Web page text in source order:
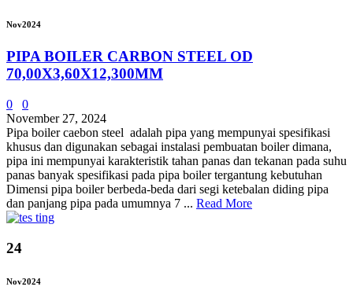
Nov2024
PIPA BOILER CARBON STEEL OD
70,00X3,60X12,300MM
0
0
November 27, 2024
Pipa boiler caebon steel adalah pipa yang mempunyai spesifikasi
khusus dan digunakan sebagai instalasi pembuatan boiler dimana,
pipa ini mempunyai karakteristik tahan panas dan tekanan pada suhu
panas banyak spesifikasi pada pipa boiler tergantung kebutuhan
Dimensi pipa boiler berbeda-beda dari segi ketebalan diding pipa
dan panjang pipa pada umumnya 7 ... Read More
24
Nov2024